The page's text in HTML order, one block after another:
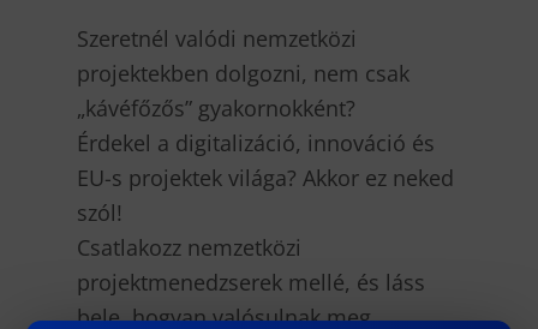
Szeretnél valódi nemzetközi
projektekben dolgozni, nem csak
„kávéfőzős” gyakornokként?
Érdekel a digitalizáció, innováció és
EU-s projektek világa? Akkor ez neked
szól!
Csatlakozz nemzetközi
projektmenedzserek mellé, és láss
bele, hogyan valósulnak meg